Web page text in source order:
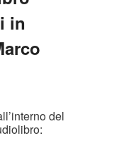
in
del